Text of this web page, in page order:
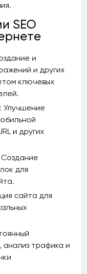
SEO
и
и других
ключевых
: Улучшение
и других
Создание
для
сайта для
анализ трафика и